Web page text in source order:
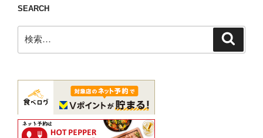
イ
【ト
ラ
ッ
ト
ジ
送
り
SEARCH
索: